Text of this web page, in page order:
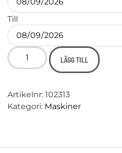
Till
LÄGG TILL
Artikelnr: 102313
Kategori: Maskiner